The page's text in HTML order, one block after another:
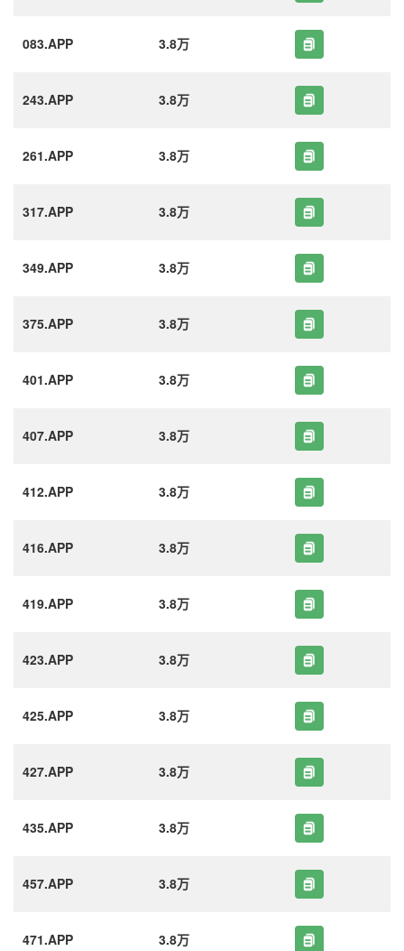
083.APP 3.8万
243.APP 3.8万
261.APP 3.8万
317.APP 3.8万
349.APP 3.8万
375.APP 3.8万
401.APP 3.8万
407.APP 3.8万
412.APP 3.8万
416.APP 3.8万
419.APP 3.8万
423.APP 3.8万
425.APP 3.8万
427.APP 3.8万
435.APP 3.8万
457.APP 3.8万
471.APP 3.8万